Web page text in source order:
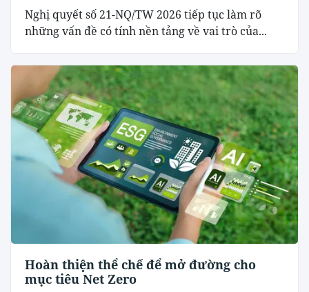
Nghị quyết số 21-NQ/TW 2026 tiếp tục làm rõ
những vấn đề có tính nền tảng về vai trò của...
Hoàn thiện thể chế để mở đường cho
mục tiêu Net Zero